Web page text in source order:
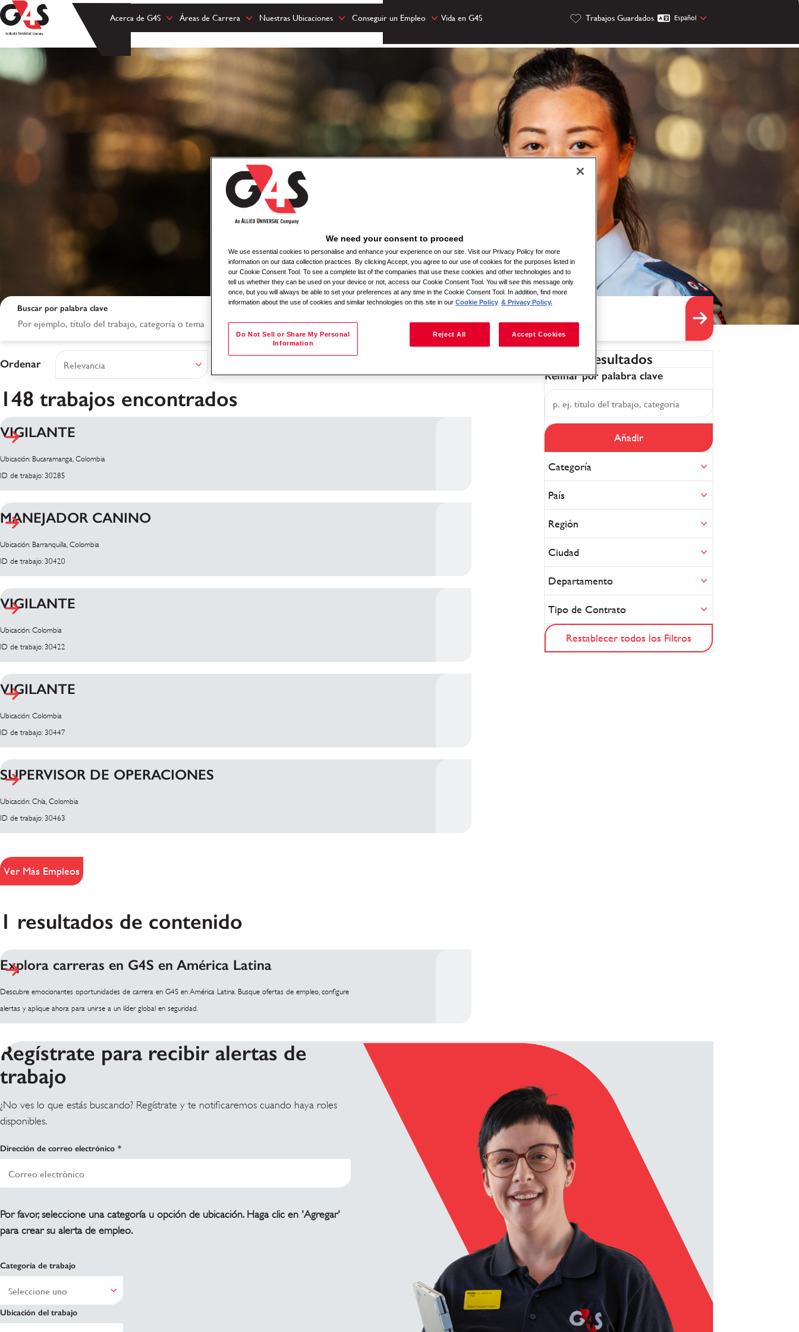
Acerca de G4S Áreas de Carrera Nuestras Ubicaciones Conseguir un Empleo Vida en G4S Trabajos Guardados Español
Resultados de búsqueda
Buscar por palabra clave Buscar por ubicación
Ordenar
148 trabajos encontrados
VIGILANTE
Ubicación: Bucaramanga, Colombia
ID de trabajo: 30285
MANEJADOR CANINO
Ubicación: Barranquilla, Colombia
ID de trabajo: 30420
VIGILANTE
Ubicación: Colombia
ID de trabajo: 30422
VIGILANTE
Ubicación: Colombia
ID de trabajo: 30447
SUPERVISOR DE OPERACIONES
Ubicación: Chía, Colombia
ID de trabajo: 30463
Ver Más Empleos
1 resultados de contenido
Explora carreras en G4S en América Latina
Descubre emocionantes oportunidades de carrera en G4S en América Latina. Busque ofertas de empleo, configure
alertas y aplique ahora para unirse a un líder global en seguridad.
Filtrar resultados
Refinar por palabra clave
Añadir
Categoría
País
Región
Ciudad
Departamento
Tipo de Contrato
Restablecer todos los Filtros
Regístrate para recibir alertas de
trabajo
¿No ves lo que estás buscando? Regístrate y te notificaremos cuando haya roles
disponibles.
Dirección de correo electrónico
Por favor, seleccione una categoría u opción de ubicación. Haga clic en 'Agregar'
para crear su alerta de empleo.
Categoría de trabajo
Ubicación del trabajo
We need your consent to proceed
We use essential cookies to personalise and enhance your experience on our site. Visit our Privacy Policy for more
information on our data collection practices. By clicking Accept, you agree to our use of cookies for the purposes listed in
our Cookie Consent Tool. To see a complete list of the companies that use these cookies and other technologies and to
tell us whether they can be used on your device or not, access our Cookie Consent Tool. You will see this message only
once, but you will always be able to set your preferences at any time in the Cookie Consent Tool. In addition, find more
information about the use of cookies and similar technologies on this site in our Cookie Policy & Privacy Policy.
Do Not Sell or Share My Personal
Information
Reject All Accept Cookies